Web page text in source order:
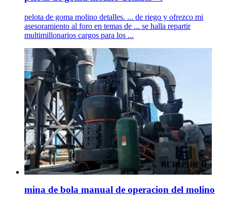
pelota de goma molino detalles. ... de riego y ofrezco mi
asesoramiento al foro en temas de ... se halla repartir
multimillonarios cargos para los ...
mina de bola manual de operacion del molino